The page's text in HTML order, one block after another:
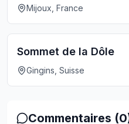
Mijoux, France
Sommet de la Dôle
Gingins, Suisse
Commentaires (0